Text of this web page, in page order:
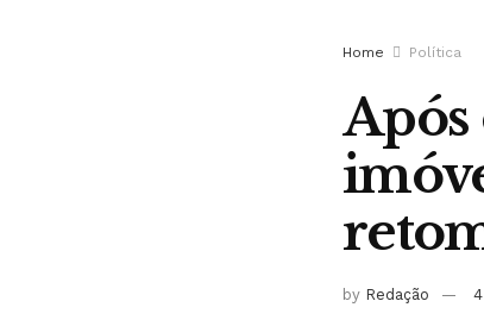
Home Política
Após
by Redação